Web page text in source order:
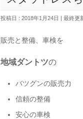
投稿日 : 2018年1月24日 最終更
販売と整備、車検を
地域ダントツの
バツグンの販売力
信頼の整備
安心の車検